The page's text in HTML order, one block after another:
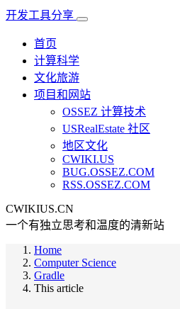
开发工具分享
首页
计算科学
文化旅游
项目和网站
OSSEZ 计算技术
USRealEstate 社区
地区文化
CWIKI.US
BUG.OSSEZ.COM
RSS.OSSEZ.COM
CWIKIUS.CN
一个有独立思考和温度的清新站
Home
Computer Science
Gradle
This article